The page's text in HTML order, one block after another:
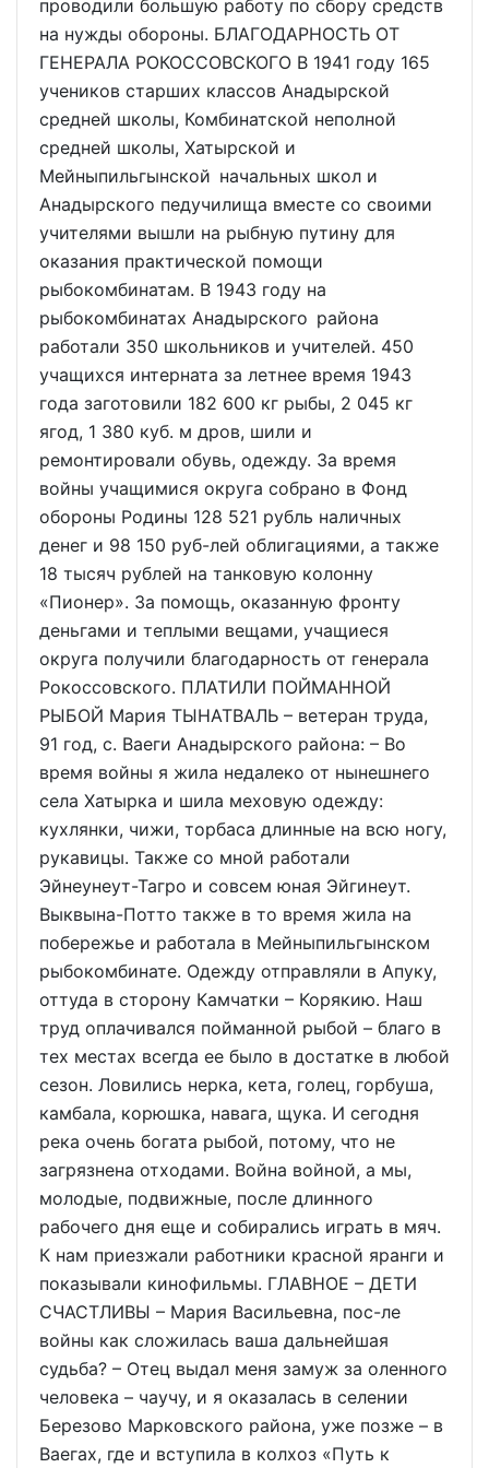
проводили большую работу по сбору средств
на нужды обороны. БЛАГОДАРНОСТЬ ОТ
ГЕНЕРАЛА РОКОССОВСКОГО В 1941 году 165
учеников старших классов Анадырской
средней школы, Комбинатской неполной
средней школы, Хатырской и
Мейныпильгынской начальных школ и
Анадырского педучилища вместе со своими
учителями вышли на рыбную путину для
оказания практической помощи
рыбокомбинатам. В 1943 году на
рыбокомбинатах Анадырского района
работали 350 школьников и учителей. 450
учащихся интерната за летнее время 1943
года заготовили 182 600 кг рыбы, 2 045 кг
ягод, 1 380 куб. м дров, шили и
ремонтировали обувь, одежду. За время
войны учащимися округа собрано в Фонд
обороны Родины 128 521 рубль наличных
денег и 98 150 руб-лей облигациями, а также
18 тысяч рублей на танковую колонну
«Пионер». За помощь, оказанную фронту
деньгами и теплыми вещами, учащиеся
округа получили благодарность от генерала
Рокоссовского. ПЛАТИЛИ ПОЙМАННОЙ
РЫБОЙ Мария ТЫНАТВАЛЬ – ветеран труда,
91 год, с. Ваеги Анадырского района: – Во
время войны я жила недалеко от нынешнего
села Хатырка и шила меховую одежду:
кухлянки, чижи, торбаса длинные на всю ногу,
рукавицы. Также со мной работали
Эйнеунеут-Тагро и совсем юная Эйгинеут.
Выквына-Потто также в то время жила на
побережье и работала в Мейныпильгынском
рыбокомбинате. Одежду отправляли в Апуку,
оттуда в сторону Камчатки – Корякию. Наш
труд оплачивался пойманной рыбой – благо в
тех местах всегда ее было в достатке в любой
сезон. Ловились нерка, кета, голец, горбуша,
камбала, корюшка, навага, щука. И сегодня
река очень богата рыбой, потому, что не
загрязнена отходами. Война войной, а мы,
молодые, подвижные, после длинного
рабочего дня еще и собирались играть в мяч.
К нам приезжали работники красной яранги и
показывали кинофильмы. ГЛАВНОЕ – ДЕТИ
СЧАСТЛИВЫ – Мария Васильевна, пос-ле
войны как сложилась ваша дальнейшая
судьба? – Отец выдал меня замуж за оленного
человека – чаучу, и я оказалась в селении
Березово Марковского района, уже позже – в
Ваегах, где и вступила в колхоз «Путь к